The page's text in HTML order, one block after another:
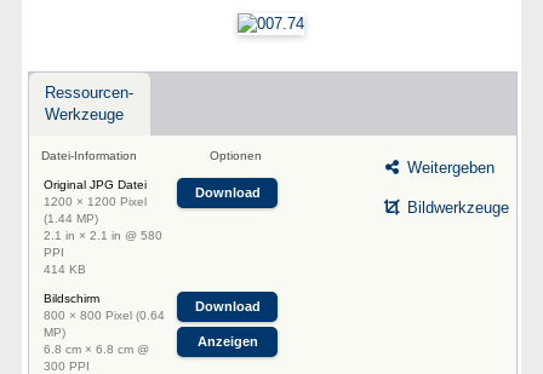
Ressourcen-
Werkzeuge
Datei-Information Optionen
Original JPG Datei
1200 × 1200 Pixel
(1.44 MP)
2.1 in × 2.1 in @ 580
PPI
414 KB
Download
Bildschirm
800 × 800 Pixel (0.64
MP)
6.8 cm × 6.8 cm @
300 PPI
Download
Anzeigen
Weitergeben
Bildwerkzeuge